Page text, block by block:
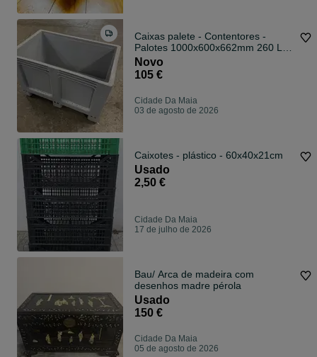
Caixas palete - Contentores -
Palotes 1000x600x662mm 260 Lts
*NOVOS*
Novo
105 €
Cidade Da Maia
03 de agosto de 2026
Caixotes - plástico - 60x40x21cm
Usado
2,50 €
Cidade Da Maia
17 de julho de 2026
Bau/ Arca de madeira com
desenhos madre pérola
Usado
150 €
Cidade Da Maia
05 de agosto de 2026